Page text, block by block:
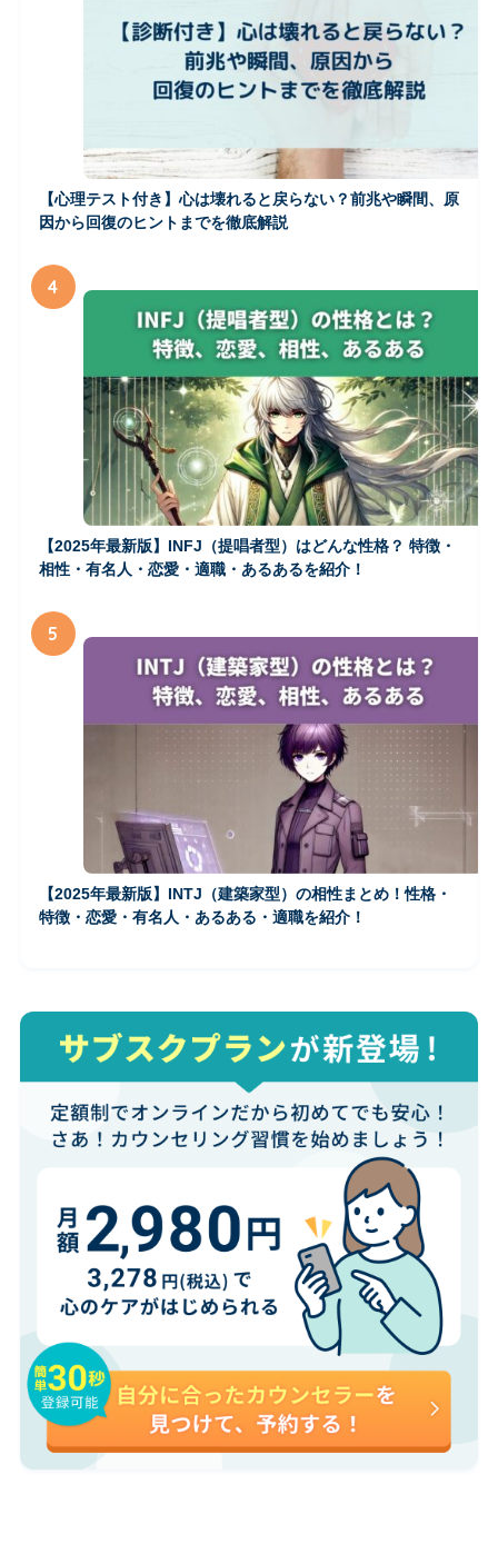
【心理テスト付き】心は壊れると戻らない？前兆や瞬間、原
因から回復のヒントまでを徹底解説
4
【2025年最新版】INFJ（提唱者型）はどんな性格？ 特徴・
相性・有名人・恋愛・適職・あるあるを紹介！
5
【2025年最新版】INTJ（建築家型）の相性まとめ！性格・
特徴・恋愛・有名人・あるある・適職を紹介！